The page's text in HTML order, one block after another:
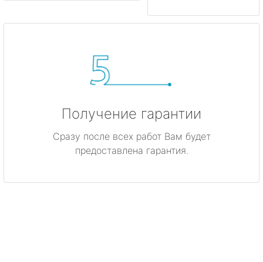
Получение гарантии
Сразу после всех работ Вам будет
предоставлена гарантия.